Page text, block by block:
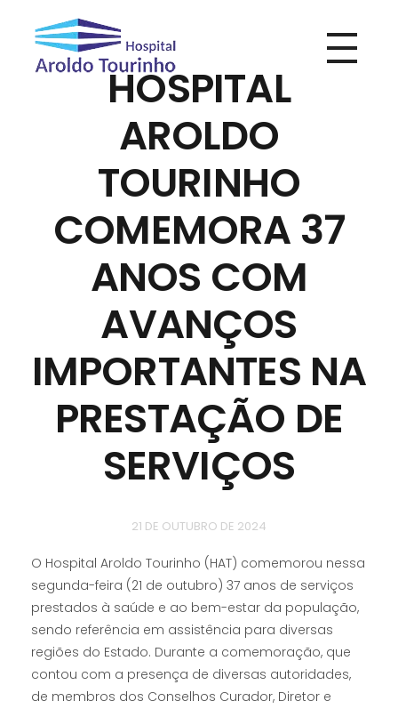
HOSPITAL
AROLDO
TOURINHO
COMEMORA 37
ANOS COM
AVANÇOS
IMPORTANTES NA
PRESTAÇÃO DE
SERVIÇOS
21 DE OUTUBRO DE 2024
O Hospital Aroldo Tourinho (HAT) comemorou nessa
segunda-feira (21 de outubro) 37 anos de serviços
prestados à saúde e ao bem-estar da população,
sendo referência em assistência para diversas
regiões do Estado. Durante a comemoração, que
contou com a presença de diversas autoridades,
de membros dos Conselhos Curador, Diretor e